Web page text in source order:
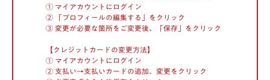
① マイアカウントにログイン
② 「プロフィールの編集する」をクリック
③ 変更が必要な箇所をご変更後、「保存」をクリック
【クレジットカードの変更方法】
① マイアカウントにログイン
② 支払い→支払いカードの追加、変更をクリック